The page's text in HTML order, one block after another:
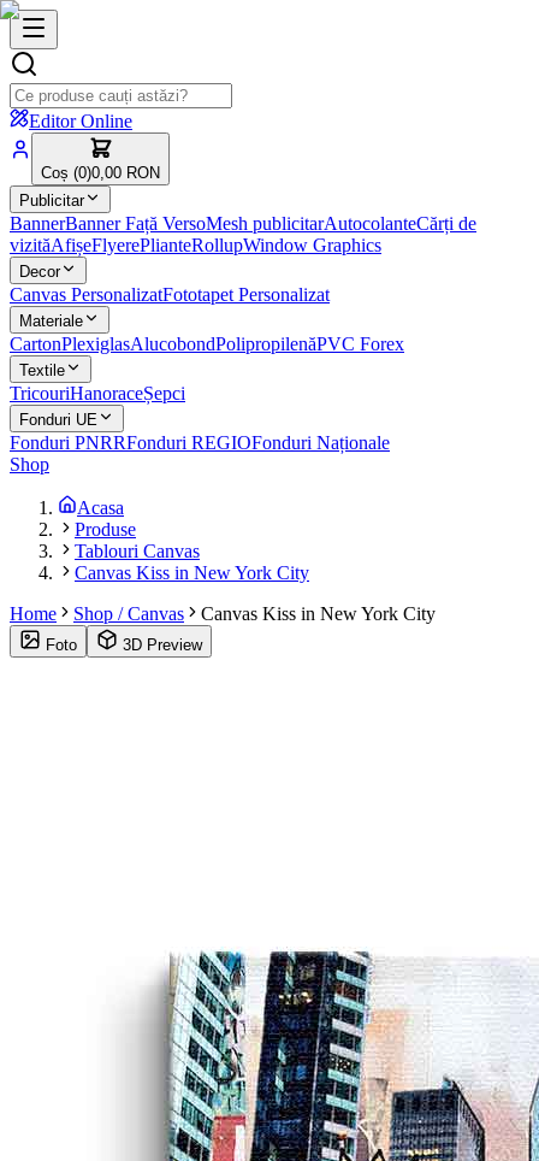
Editor Online
Coș (0)0,00 RON
Publicitar
BannerBanner Față VersoMesh publicitarAutocolanteCărți de
vizităAfișeFlyerePlianteRollupWindow Graphics
Decor
Canvas PersonalizatFototapet Personalizat
Materiale
CartonPlexiglasAlucobondPolipropilenăPVC Forex
Textile
TricouriHanoraceȘepci
Fonduri UE
Fonduri PNRRFonduri REGIOFonduri Naționale
Shop
Acasa
Produse
Tablouri Canvas
Canvas Kiss in New York City
Home
Shop / Canvas Canvas Kiss in New York City
Foto 3D Preview